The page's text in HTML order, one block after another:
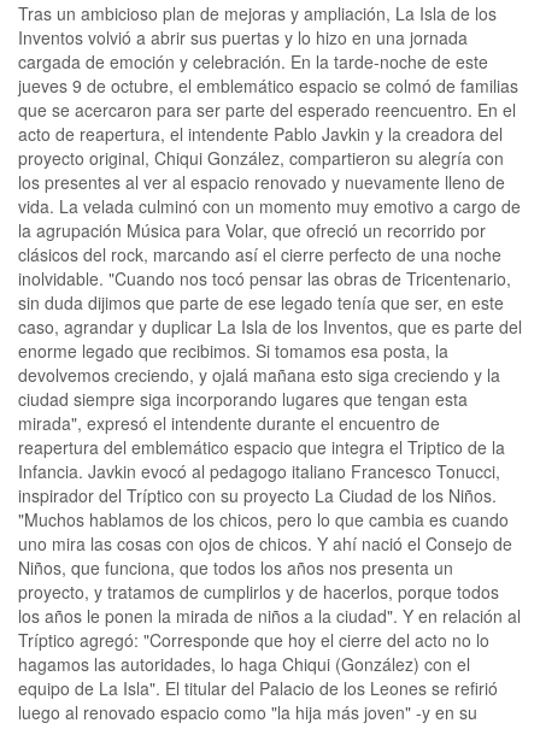
Tras un ambicioso plan de mejoras y ampliación, La Isla de los
Inventos volvió a abrir sus puertas y lo hizo en una jornada
cargada de emoción y celebración. En la tarde-noche de este
jueves 9 de octubre, el emblemático espacio se colmó de familias
que se acercaron para ser parte del esperado reencuentro. En el
acto de reapertura, el intendente Pablo Javkin y la creadora del
proyecto original, Chiqui González, compartieron su alegría con
los presentes al ver al espacio renovado y nuevamente lleno de
vida. La velada culminó con un momento muy emotivo a cargo de
la agrupación Música para Volar, que ofreció un recorrido por
clásicos del rock, marcando así el cierre perfecto de una noche
inolvidable. "Cuando nos tocó pensar las obras de Tricentenario,
sin duda dijimos que parte de ese legado tenía que ser, en este
caso, agrandar y duplicar La Isla de los Inventos, que es parte del
enorme legado que recibimos. Si tomamos esa posta, la
devolvemos creciendo, y ojalá mañana esto siga creciendo y la
ciudad siempre siga incorporando lugares que tengan esta
mirada", expresó el intendente durante el encuentro de
reapertura del emblemático espacio que integra el Triptico de la
Infancia. Javkin evocó al pedagogo italiano Francesco Tonucci,
inspirador del Tríptico con su proyecto La Ciudad de los Niños.
"Muchos hablamos de los chicos, pero lo que cambia es cuando
uno mira las cosas con ojos de chicos. Y ahí nació el Consejo de
Niños, que funciona, que todos los años nos presenta un
proyecto, y tratamos de cumplirlos y de hacerlos, porque todos
los años le ponen la mirada de niños a la ciudad". Y en relación al
Tríptico agregó: "Corresponde que hoy el cierre del acto no lo
hagamos las autoridades, lo haga Chiqui (González) con el
equipo de La Isla". El titular del Palacio de los Leones se refirió
luego al renovado espacio como "la hija más joven" -y en su